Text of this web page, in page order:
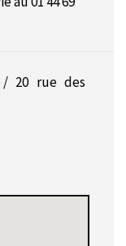
/ 20 rue des